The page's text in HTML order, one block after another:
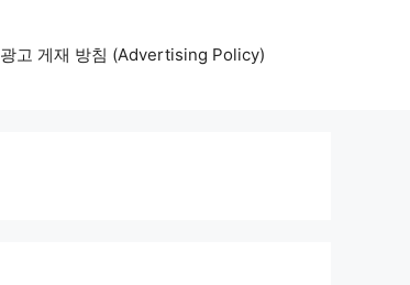
광고 게재 방침 (Advertising Policy)